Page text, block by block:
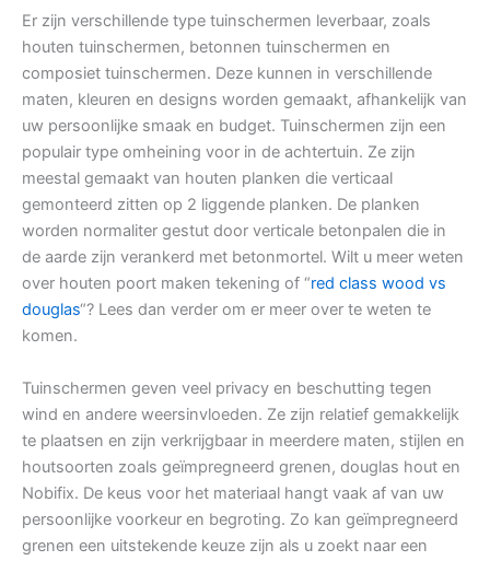
Er zijn verschillende type tuinschermen leverbaar, zoals
houten tuinschermen, betonnen tuinschermen en
composiet tuinschermen. Deze kunnen in verschillende
maten, kleuren en designs worden gemaakt, afhankelijk van
uw persoonlijke smaak en budget. Tuinschermen zijn een
populair type omheining voor in de achtertuin. Ze zijn
meestal gemaakt van houten planken die verticaal
gemonteerd zitten op 2 liggende planken. De planken
worden normaliter gestut door verticale betonpalen die in
de aarde zijn verankerd met betonmortel. Wilt u meer weten
over houten poort maken tekening of “red class wood vs
douglas“? Lees dan verder om er meer over te weten te
komen.
Tuinschermen geven veel privacy en beschutting tegen
wind en andere weersinvloeden. Ze zijn relatief gemakkelijk
te plaatsen en zijn verkrijgbaar in meerdere maten, stijlen en
houtsoorten zoals geïmpregneerd grenen, douglas hout en
Nobifix. De keus voor het materiaal hangt vaak af van uw
persoonlijke voorkeur en begroting. Zo kan geïmpregneerd
grenen een uitstekende keuze zijn als u zoekt naar een